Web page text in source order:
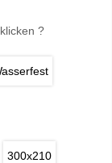
?
300x210